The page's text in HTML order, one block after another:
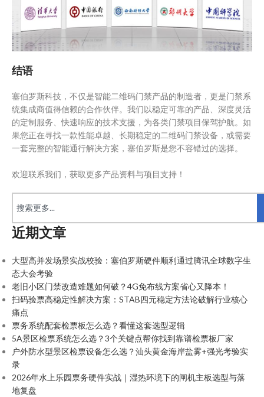
结语
塞伯罗斯科技，不仅是智能二维码门禁产品的制造者，更是门禁系
统集成商值得信赖的合作伙伴。我们以稳定可靠的产品、深度灵活
的定制服务、快速响应的技术支援，为各类门禁项目保驾护航。如
果您正在寻找一款性能卓越、长期稳定的二维码门禁设备，或需要
一套完整的智能通行解决方案，塞伯罗斯是您不容错过的选择。
欢迎联系我们，获取更多产品资料与项目支持！
近期文章
大型高并发场景实战校验：塞伯罗斯硬件顺利通过腾讯全球数字生
态大会考验
老旧小区门禁改造难题如何破？4G免布线方案省心又降本！
扫码验票高稳定性解决方案：STAB四元稳定方法论破解行业核心
痛点
票务系统配套检票板怎么选？看懂这套选型逻辑
5A景区检票系统怎么选？3个关键点帮你找到靠谱检票板厂家
户外防水型景区检票设备怎么选？汕头黄金海岸盐雾+强光考验实
录
2026年水上乐园票务硬件实战｜湿热环境下的闸机主板选型与落
地复盘